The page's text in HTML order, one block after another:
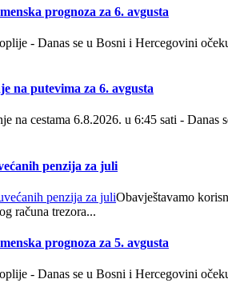
prognoza za 6. avgusta
- Danas se u Bosni i Hercegovini
na putevima za 6. avgusta
na cestama 6.8.2026. u 6:45 sati - Danas
penzija za juli
Obavještavamo
računa trezora...
prognoza za 5. avgusta
- Danas se u Bosni i Hercegovini